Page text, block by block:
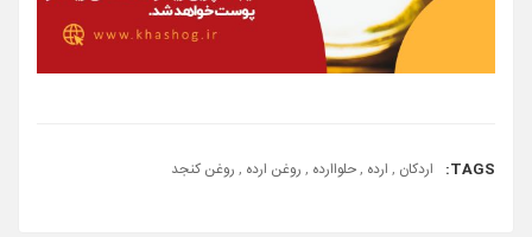
TAGS: اردکان , ارده ,حلواارده , روغن ارده , روغن کنجد